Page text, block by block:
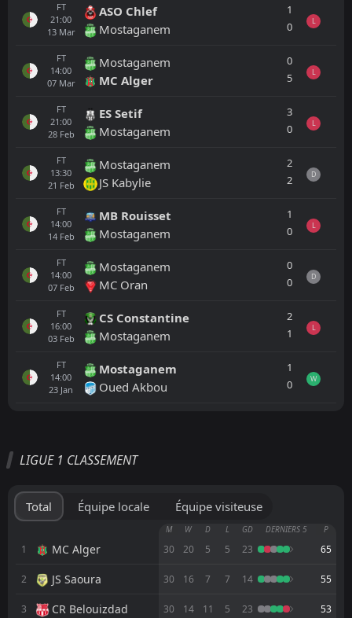
FT
21:00
13 Mar
ASO Chlef
Mostaganem
1
0
L
FT
14:00
07 Mar
Mostaganem
MC Alger
0
5
L
FT
21:00
28 Feb
ES Setif
Mostaganem
3
0
L
FT
13:30
21 Feb
Mostaganem
JS Kabylie
2
2
D
FT
14:00
14 Feb
MB Rouisset
Mostaganem
1
0
L
FT
14:00
07 Feb
Mostaganem
MC Oran
0
0
D
FT
16:00
03 Feb
CS Constantine
Mostaganem
2
1
L
FT
14:00
23 Jan
Mostaganem
Oued Akbou
1
0
W
14:00
28Jul
06Jun
USM Alger
2
2
FT
20May
CR Belouizdad
3
LIGUE 1 CLASSEMENT
Total Équipe locale Équipe visiteuse
M W D L GD DERNIERS 5 P
1 MC Alger 30 20 5 5 23 65
2 JS Saoura 30 16 7 7 14 55
3 CR Belouizdad 30 14 11 5 23 53